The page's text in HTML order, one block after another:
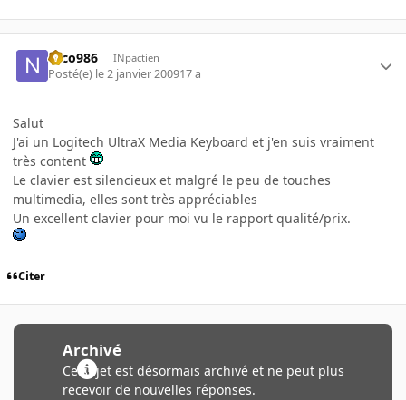
Nico986 INpactien
Posté(e) le 2 janvier 200917 a
Salut
J'ai un Logitech UltraX Media Keyboard et j'en suis vraiment
très content
Le clavier est silencieux et malgré le peu de touches
multimedia, elles sont très appréciables
Un excellent clavier pour moi vu le rapport qualité/prix.
Citer
Archivé
Ce sujet est désormais archivé et ne peut plus
recevoir de nouvelles réponses.